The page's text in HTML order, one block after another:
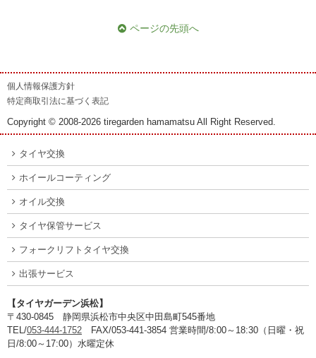
ページの先頭へ
個人情報保護方針
特定商取引法に基づく表記
Copyright © 2008-2026 tiregarden hamamatsu All Right Reserved.
タイヤ交換
ホイールコーティング
オイル交換
タイヤ保管サービス
フォークリフトタイヤ交換
出張サービス
【タイヤガーデン浜松】
〒430-0845 静岡県浜松市中央区中田島町545番地
TEL/053-444-1752 FAX/053-441-3854 営業時間/8:00～18:30（日曜・祝
日/8:00～17:00）水曜定休